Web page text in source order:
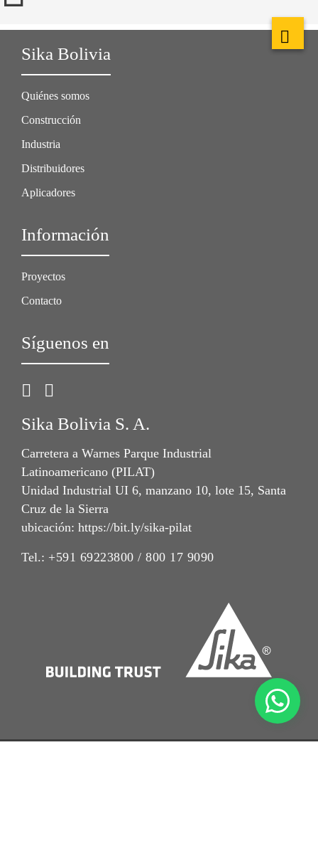
Sika Bolivia
Quiénes somos
Construcción
Industria
Distribuidores
Aplicadores
Información
Proyectos
Contacto
Síguenos en
Sika Bolivia S. A.
Carretera a Warnes Parque Industrial
Latinoamericano (PILAT)
Unidad Industrial UI 6, manzano 10, lote 15, Santa
Cruz de la Sierra
ubicación: https://bit.ly/sika-pilat
Tel.: +591 69223800 / 800 17 9090